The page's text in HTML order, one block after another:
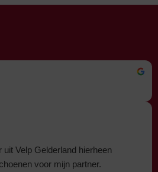
Velp Gelderland hierheen
voor mijn partner.